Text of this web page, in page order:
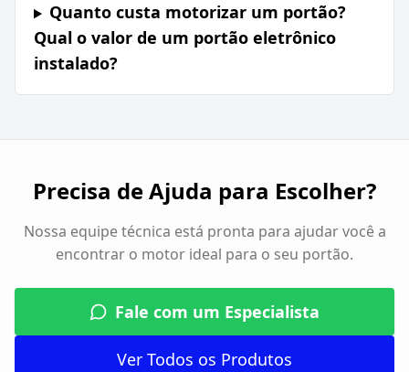
Quanto custa motorizar um portão?
Qual o valor de um portão eletrônico
instalado?
Precisa de Ajuda para Escolher?
Nossa equipe técnica está pronta para ajudar você a
encontrar o motor ideal para o seu portão.
Fale com um Especialista
Ver Todos os Produtos